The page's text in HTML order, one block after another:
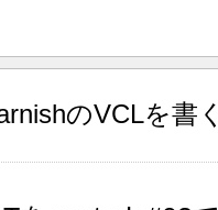
のVCLを書